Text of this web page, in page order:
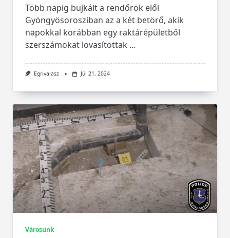
Több napig bujkált a rendőrök elől
Gyöngyösorosziban az a két betörő, akik
napokkal korábban egy raktárépületből
szerszámokat lovasítottak ...
Egrivalasz Júl 21, 2024
Városunk